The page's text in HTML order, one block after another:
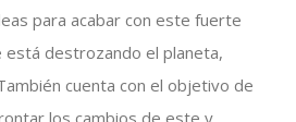
para acabar con este fuerte
está destrozando el planeta,
cuenta con el objetivo de